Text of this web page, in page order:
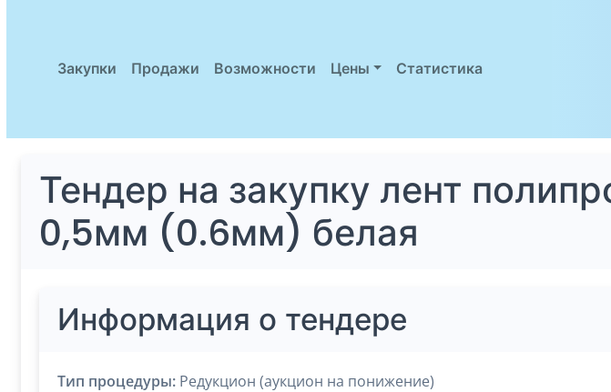
Закупки Продажи Возможности Цены Статистика
Тендер на закупку лент
0,5мм (0.6мм) белая
Информация о тендере
Тип процедуры:Редукцион (аукцион на понижение)